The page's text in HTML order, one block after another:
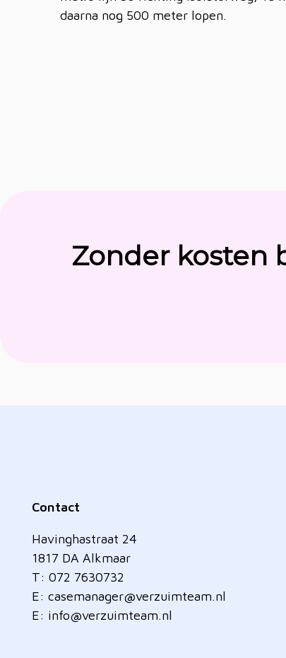
daarna nog 500 meter lopen.
Zonder kosten
Contact
Havinghastraat 24
1817 DA Alkmaar
T: 072 7630732
E: casemanager@verzuimteam.nl
E: info@verzuimteam.nl